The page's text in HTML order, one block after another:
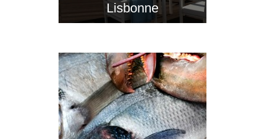
Lisbonne